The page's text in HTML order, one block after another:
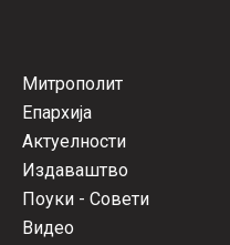
Митрополит
Епархија
Актуелности
Издаваштво
Поуки - Совети
Видео